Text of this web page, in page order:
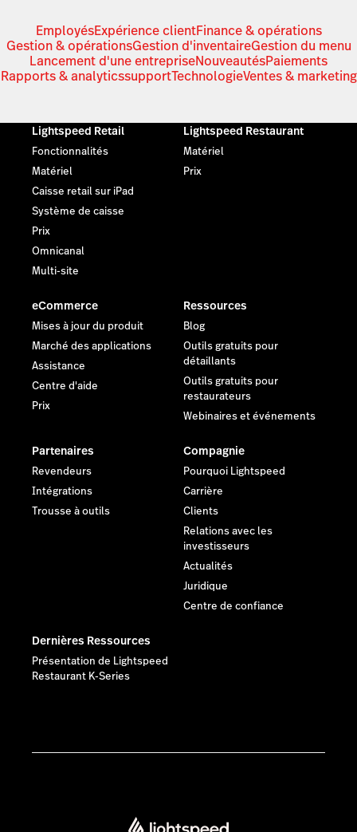
EmployésExpérience clientFinance & opérations
Gestion & opérationsGestion d'inventaireGestion du menu
Lancement d'une entrepriseNouveautésPaiements
Rapports & analyticssupportTechnologieVentes & marketing
Lightspeed Retail
Fonctionnalités
Matériel
Caisse retail sur iPad
Système de caisse
Prix
Omnicanal
Multi-site
Lightspeed Restaurant
Matériel
Prix
eCommerce
Mises à jour du produit
Marché des applications
Assistance
Centre d'aide
Prix
Ressources
Blog
Outils gratuits pour
détaillants
Outils gratuits pour
restaurateurs
Webinaires et événements
Partenaires
Revendeurs
Intégrations
Trousse à outils
Compagnie
Pourquoi Lightspeed
Carrière
Clients
Relations avec les
investisseurs
Actualités
Juridique
Centre de confiance
Dernières Ressources
Présentation de Lightspeed
Restaurant K-Series